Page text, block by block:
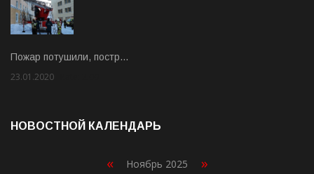
Пожар потушили, постр…
23.01.2020
НОВОСТНОЙ КАЛЕНДАРЬ
« Ноябрь 2025 »